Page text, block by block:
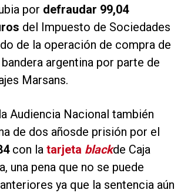
por defraudar 99,04
del Impuesto de Sociedades
de la operación de compra de
argentina por parte de
Marsans.
Audiencia Nacional también
de dos añosde prisión por el
con la tarjeta blackde Caja
una pena que no se puede
ya que la sentencia aún